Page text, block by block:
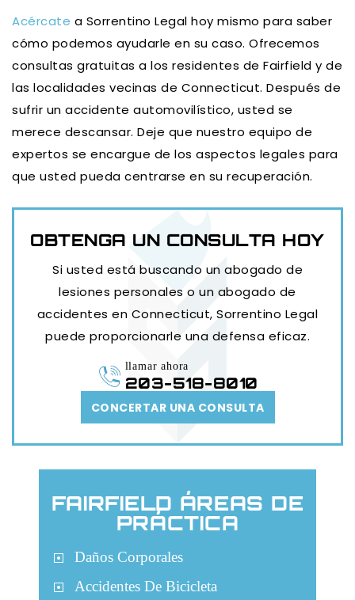
Acércate a Sorrentino Legal hoy mismo para saber
cómo podemos ayudarle en su caso. Ofrecemos
consultas gratuitas a los residentes de Fairfield y de
las localidades vecinas de Connecticut. Después de
sufrir un accidente automovilístico, usted se
merece descansar. Deje que nuestro equipo de
expertos se encargue de los aspectos legales para
que usted pueda centrarse en su recuperación.
OBTENGA UN CONSULTA HOY
Si usted está buscando un abogado de
lesiones personales o un abogado de
accidentes en Connecticut, Sorrentino Legal
puede proporcionarle una defensa eficaz.
CONCERTAR UNA CONSULTA
llamar ahora
203-518-8010
FAIRFIELD ÁREAS DE
PRÁCTICA
Daños Corporales
Accidentes De Bicicleta